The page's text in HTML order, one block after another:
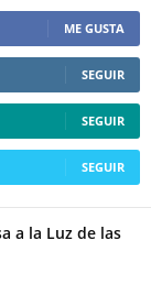
ME GUSTA
SEGUIR
SEGUIR
SEGUIR
a la Luz de las